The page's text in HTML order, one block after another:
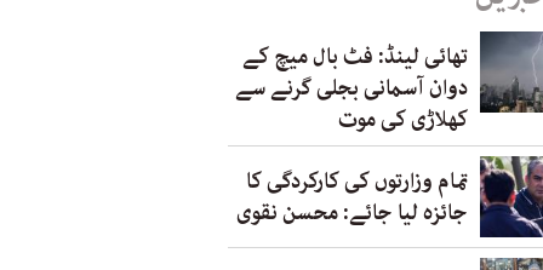
تھائی لینڈ: فٹ بال میچ کے
دوان آسمانی بجلی گرنے سے
کھلاڑی کی موت
تمام وزارتوں کی کارکردگی کا
جائزہ لیا جائے: محسن نقوی